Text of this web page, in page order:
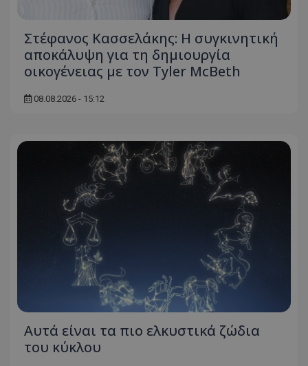
Στέφανος Κασσελάκης: Η συγκινητική
αποκάλυψη για τη δηµιουργία
οικογένειας με τον Tyler McBeth
08.08.2026 - 15:12
Αυτά είναι τα πιο ελκυστικά ζώδια
του κύκλου